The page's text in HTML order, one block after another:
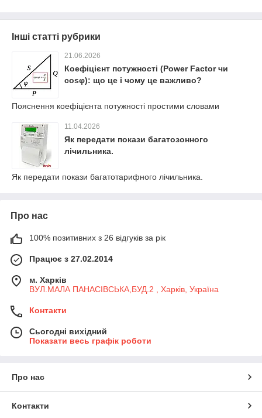
Інші статті рубрики
21.06.2026
Коефіцієнт потужності (Power Factor чи
cosφ): що це і чому це важливо?
Пояснення коефіцієнта потужності простими словами
11.04.2026
Як передати покази багатозонного
лічильника.
Як передати покази багатотарифного лічильника.
Про нас
100% позитивних з 26 відгуків за рік
Працює з 27.02.2014
м. Харків
ВУЛ.МАЛА ПАНАСІВСЬКА,БУД.2 , Харків, Україна
Контакти
Сьогодні вихідний
Показати весь графік роботи
Про нас
Контакти